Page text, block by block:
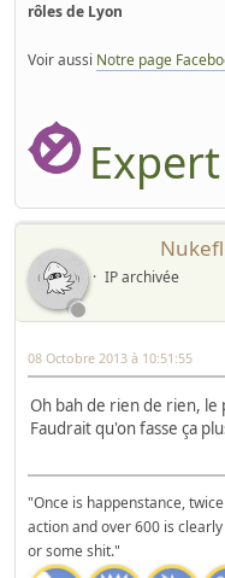
rôles de Lyon
Voir aussi Notre page
IP archivée
08 Octobre 2013 à 10:51:55
Oh bah de rien de rien,
Faudrait qu'on fasse ça
"Once is happenstance,
action and over 600 is
or some shit."